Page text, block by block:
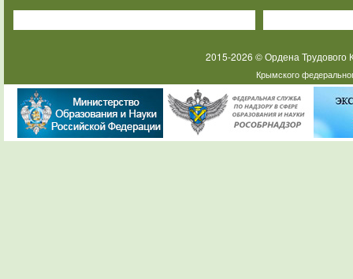
2015-2026 © Ордена
Крымского